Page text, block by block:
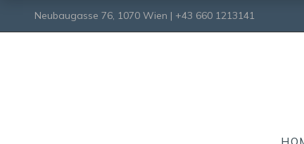
Neubaugasse 76, 1070 Wien | +43 660 1213141